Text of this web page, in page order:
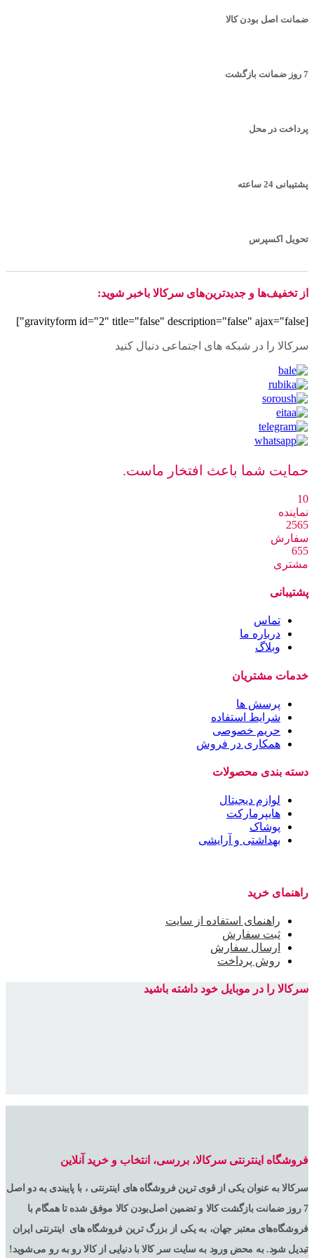
ضمانت اصل بودن کالا
7 روز ضمانت بازگشت
پرداخت در محل
پشتیبانی 24 ساعته
تحویل اکسپرس
از تخفیف‌ها و جدیدترین‌های سرکالا باخبر شوید:
[gravityform id="2" title="false" description="false" ajax="false"]
سرکالا را در شبکه های اجتماعی دنبال کنید
حمایت شما باعث افتخار ماست.
10
نماینده
2565
سفارش
655
مشتری
پشتیبانی
تماس
درباره ما
وبلاگ
خدمات مشتریان
پرسش ها
شرایط استفاده
حریم خصوصی
همکاری در فروش
دسته بندی محصولات
لوازم دیجیتال
هایپرمارکت
پوشاک
بهداشتی و آرایشی
راهنمای خرید
راهنمای استفاده از سایت
ثبت سفارش
ارسال سفارش
روش پرداخت
سرکالا را در موبایل خود داشته باشید
فروشگاه اینترنتی سرکالا، بررسی، انتخاب و خرید آنلاین
سرکالا به عنوان یکی از قوی ترین فروشگاه های اینترنتی ، با پایبندی به دو اصل
7 روز ضمانت بازگشت کالا و تضمین اصل‌بودن کالا موفق شده تا همگام با
فروشگاه‌های معتبر جهان، به یکی از بزرگ ترین فروشگاه های اینترنتی ایران
تبدیل شود. به محض ورود به سایت سر کالا با دنیایی از کالا رو به رو می‌شوید!